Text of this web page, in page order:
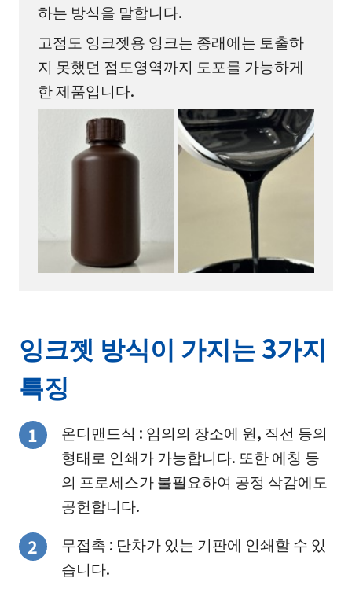
하는 방식을 말합니다.
고점도 잉크젯용 잉크는 종래에는 토출하
지 못했던 점도영역까지 도포를 가능하게
한 제품입니다.
잉크젯 방식이 가지는 3가지
특징
온디맨드식 : 임의의 장소에 원, 직선 등의
형태로 인쇄가 가능합니다. 또한 에칭 등
의 프로세스가 불필요하여 공정 삭감에도
공헌합니다.
무접촉 : 단차가 있는 기판에 인쇄할 수 있
습니다.